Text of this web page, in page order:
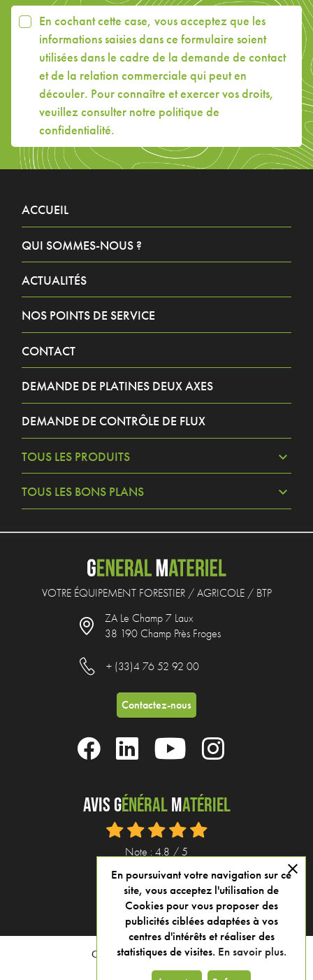
En cochant cette case, vous acceptez que les
informations saisies dans ce formulaire soient
utilisées dans le cadre de la demande de contact
et de la relation commerciale qui peut en
découler. Pour connaître et exercer vos droits,
veuillez consulter notre politique de
confidentialité.
ACCUEIL
QUI SOMMES-NOUS ?
ACTUALITÉS
NOS POINTS DE SERVICE
CONTACT
DEMANDE DE PLATINES DEUX AXES
DEMANDE DE CONTRÔLE DE FLUX
TOUS LES PRODUITS
TOUS LES BONS PLANS
VOTRE ÉQUIPEMENT FORESTIER / AGRICOLE / BTP
ZA Le Champ 7 Laux
38 190 Champ Près Froges
+ (33)4 76 52 92 00
Contactez-nous
Avis GénéralMatériel
Note : 4.8 / 5
Voir tous nos avis
Copyright General materiel 2025
Mentions légales
En poursuivant votre navigation sur ce
site, vous acceptez l'utilisation de
Cookies pour vous proposer des
publicités ciblées adaptées à vos
centres d'intérêts et réaliser des
statistiques de visites. En savoir plus.
close